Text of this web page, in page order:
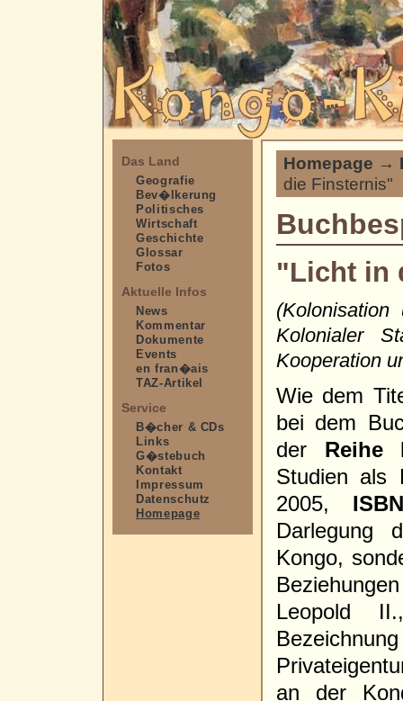
Das Land
Geografie
Bev�lkerung
Politisches
Wirtschaft
Geschichte
Glossar
Fotos
Aktuelle Infos
News
Kommentar
Dokumente
Events
en fran�ais
TAZ-Artikel
Service
B�cher & CDs
Links
G�stebuch
Kontakt
Impressum
Datenschutz
Homepage
Homepage →
die Finsternis"
"Licht in
Kolonialer
Kooperation
Wie dem
bei dem
der Reihe
Studien als
2005,
Darlegung
Kongo,
Leopold
an der